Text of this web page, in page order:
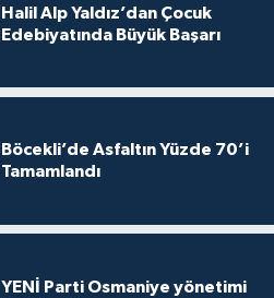
Halil Alp Yaldız’dan Çocuk
Edebiyatında Büyük Başarı
Böcekli’de Asfaltın Yüzde 70’i
Tamamlandı
YENİ Parti Osmaniye yönetimi